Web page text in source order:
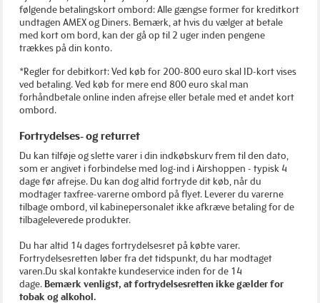
følgende betalingskort ombord: Alle gængse former for kreditkort
undtagen AMEX og Diners. Bemærk, at hvis du vælger at betale
med kort om bord, kan der gå op til 2 uger inden pengene
trækkes på din konto.
*Regler for debitkort: Ved køb for 200-800 euro skal ID-kort vises
ved betaling. Ved køb for mere end 800 euro skal man
forhåndbetale online inden afrejse eller betale med et andet kort
ombord.
Fortrydelses- og returret
Du kan tilføje og slette varer i din indkøbskurv frem til den dato,
som er angivet i forbindelse med log-ind i Airshoppen - typisk 4
dage før afrejse. Du kan dog altid fortryde dit køb, når du
modtager taxfree-varerne ombord på flyet. Leverer du varerne
tilbage ombord, vil kabinepersonalet ikke afkræve betaling for de
tilbageleverede produkter.
Du har altid 14 dages fortrydelsesret på købte varer.
Fortrydelsesretten løber fra det tidspunkt, du har modtaget
varen.Du skal kontakte kundeservice inden for de 14
dage. Bemærk venligst, at fortrydelsesretten ikke gælder for
tobak og alkohol.